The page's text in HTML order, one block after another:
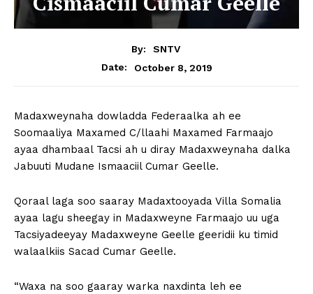
By:
SNTV
Date:
October 8, 2019
Madaxweynaha dowladda Federaalka ah ee
Soomaaliya Maxamed C/llaahi Maxamed Farmaajo
ayaa dhambaal Tacsi ah u diray Madaxweynaha dalka
Jabuuti Mudane Ismaaciil Cumar Geelle.
Qoraal laga soo saaray Madaxtooyada Villa Somalia
ayaa lagu sheegay in Madaxweyne Farmaajo uu uga
Tacsiyadeeyay Madaxweyne Geelle geeridii ku timid
walaalkiis Sacad Cumar Geelle.
“Waxa na soo gaaray warka naxdinta leh ee